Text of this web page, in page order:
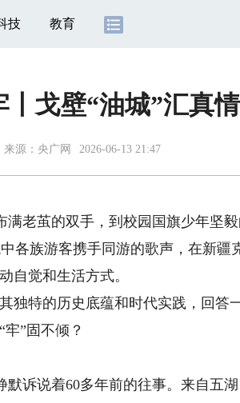
技 教育
戈壁“油城”汇真
来源： 央广网 2026-06-13 21:47
老茧的双手，到校园国旗少年坚毅
各族游客携手同游的歌声，在新疆
自觉和生活方式。
特的历史底蕴和时代实践，回答
”固不倾？
诉说着60多年前的往事。来自五湖